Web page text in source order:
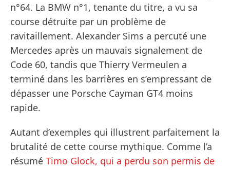
n°64. La BMW n°1, tenante du titre, a vu sa
course détruite par un problème de
ravitaillement. Alexander Sims a percuté une
Mercedes après un mauvais signalement de
Code 60, tandis que Thierry Vermeulen a
terminé dans les barrières en s’empressant de
dépasser une Porsche Cayman GT4 moins
rapide.
Autant d’exemples qui illustrent parfaitement la
brutalité de cette course mythique. Comme l’a
résumé Timo Glock, qui a perdu son permis de